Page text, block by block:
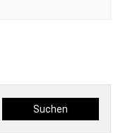
Suchen